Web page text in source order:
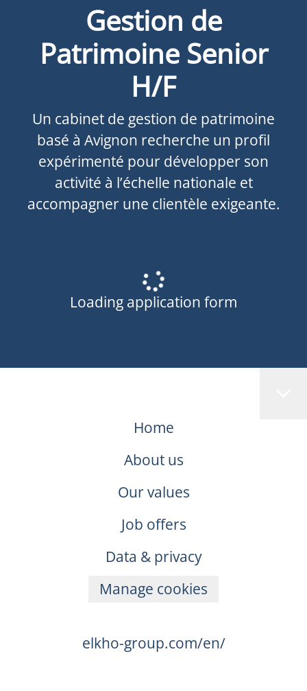
Gestion de
Patrimoine Senior
H/F
Un cabinet de gestion de patrimoine
basé à Avignon recherche un profil
expérimenté pour développer son
activité à l’échelle nationale et
accompagner une clientèle exigeante.
Loading application form
Home
About us
Our values
Job offers
Data & privacy
Manage cookies
elkho-group.com/en/